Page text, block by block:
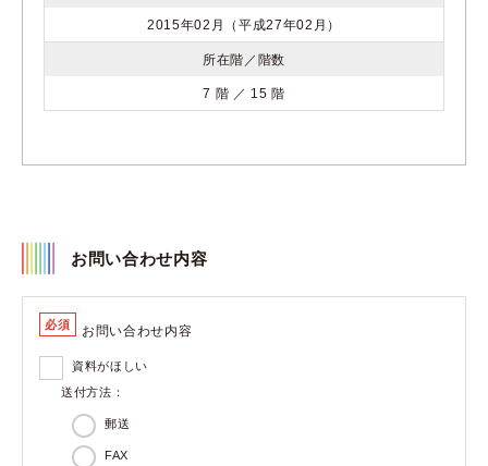
2015年02月（平成27年02月）
所在階／階数
7 階 ／ 15 階
お問い合わせ内容
必須 お問い合わせ内容
資料がほしい
送付方法：
郵送
FAX